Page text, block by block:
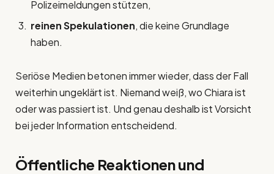
Polizeimeldungen stützen,
reinen Spekulationen, die keine Grundlage
haben.
Seriöse Medien betonen immer wieder, dass der Fall
weiterhin ungeklärt ist. Niemand weiß, wo Chiara ist
oder was passiert ist. Und genau deshalb ist Vorsicht
bei jeder Information entscheidend.
Öffentliche Reaktionen und